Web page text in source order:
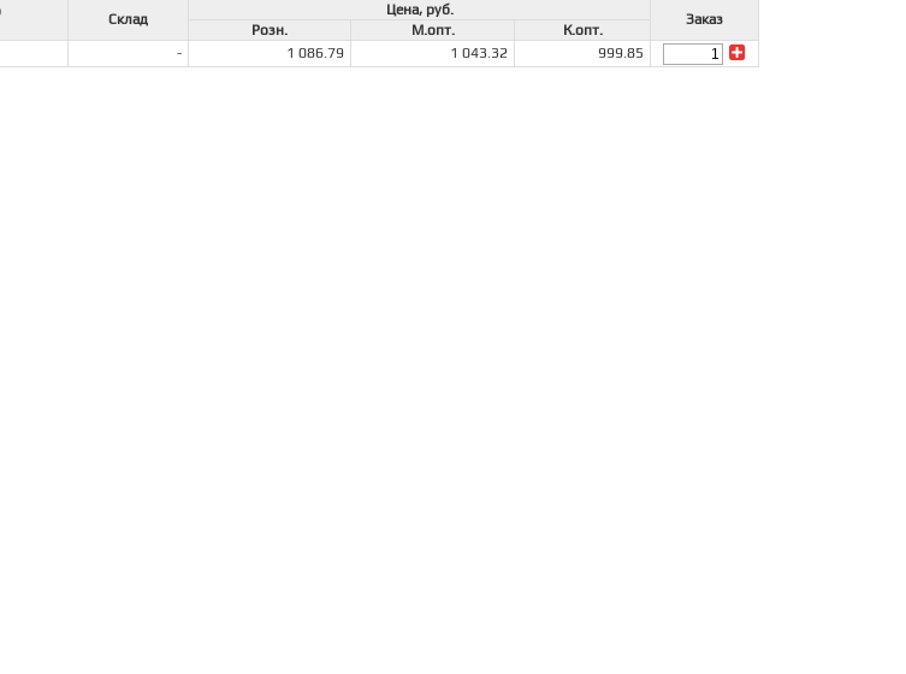
Склад
Цена, руб.
Заказ
Розн. М.опт.
К.опт.
- 1 086.79 1 043.32 999.85